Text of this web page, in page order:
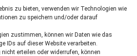
zu bieten, verwenden wir Technologien wie
zu speichern und/oder darauf
zustimmen, können wir Daten wie das
IDs auf dieser Website verarbeiten.
erteilen oder widerrufen, können